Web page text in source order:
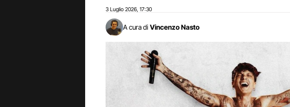
3 Luglio 2026 17:30
A cura di Vincenzo Nasto